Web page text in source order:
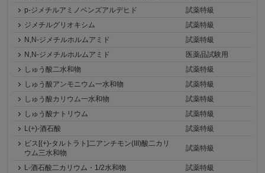
p-ジメチルアミノベンズアルデヒド
試薬特級
ジメチルグリオキシム
試薬特級
N,N-ジメチルホルムアミド
試薬特級
N,N-ジメチルホルムアミド
医薬品試験用
しゅう酸二水和物
試薬特級
しゅう酸アンモニウム一水和物
試薬特級
しゅう酸カリウム一水和物
試薬特級
しゅう酸ナトリウム
試薬特級
L(+)-酒石酸
試薬特級
ビス[(+)-タルトラト]二アンチモン(III)酸二カリ
ウム三水和物
試薬特級
L-酒石酸二カリウム・1/2水和物
試薬特級